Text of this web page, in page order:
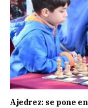
Ajedrez: se pone